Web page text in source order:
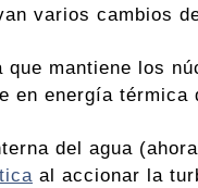
varios cambios
mantiene los
en energía térmica
del agua
al accionar la